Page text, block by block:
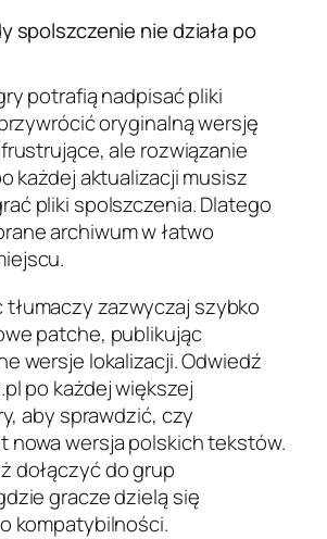
spolszczenie nie działa po
potrafią nadpisać pliki
oryginalną wersję
ale rozwiązanie
każdej aktualizacji musisz
pliki spolszczenia. Dlatego
archiwum w łatwo
zazwyczaj szybko
patche, publikując
wersje lokalizacji. Odwiedź
po każdej większej
aby sprawdzić, czy
nowa wersja polskich tekstów.
dołączyć do grup
gracze dzielą się
kompatybilności.